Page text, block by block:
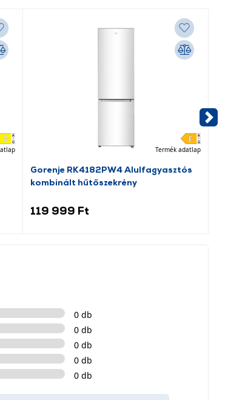
Termék adatlap
Gorenje RK4182PW4 Alulfagyasztós
kombinált hűtőszekrény
119 999 Ft
0 db
0 db
0 db
0 db
0 db